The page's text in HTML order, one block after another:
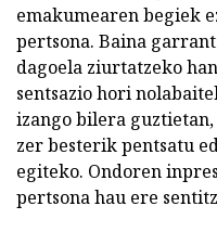
emakumearen begiek
pertsona. Baina
dagoela ziurtatzeko
sentsazio hori
izango bilera
zer besterik pentsatu
egiteko. Ondoren
pertsona hau ere